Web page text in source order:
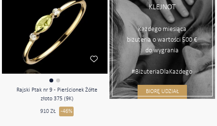
Rajski Ptak nr 9 - Pierścionek Żółte
złoto 375 (9K)
910 ZŁ -46%
KLEJNOT
Każdego miesiąca
biżuteria o wartości 500 €
do wygrania
#BiżuteriaDlaKażdego
BIORĘ UDZIAŁ